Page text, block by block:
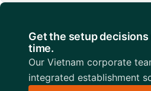
Get the setup
time.
Our Vietnam corporate
integrated establishment